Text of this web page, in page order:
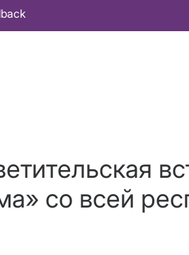
со всей